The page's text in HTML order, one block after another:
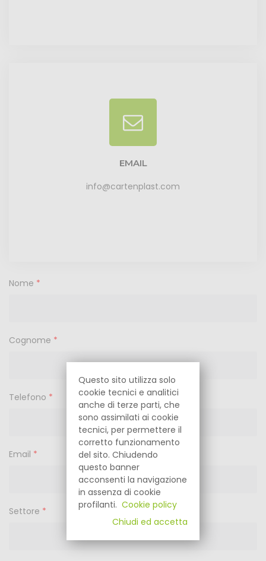
EMAIL
info@cartenplast.com
Nome *
Cognome *
Telefono *
Email *
Settore *
Questo sito utilizza solo
cookie tecnici e analitici
anche di terze parti, che
sono assimilati ai cookie
tecnici, per permettere il
corretto funzionamento
del sito. Chiudendo
questo banner
acconsenti la navigazione
in assenza di cookie
profilanti. Cookie policy
Chiudi ed accetta